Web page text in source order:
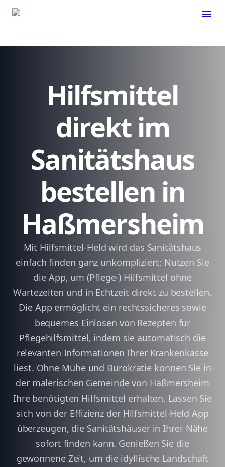
menu
Hilfsmittel
direkt im
Sanitätshaus
bestellen in
Haßmersheim
Mit Hilfsmittel-Held wird das Sanitätshaus
einfach finden ganz unkompliziert: Nutzen Sie
die App, um (Pflege-) Hilfsmittel ohne
Wartezeiten und in Echtzeit direkt zu bestellen.
Die App ermöglicht ein rechtssicheres sowie
bequemes Einlösen von Rezepten für
Pflegehilfsmittel, indem sie automatisch die
relevanten Informationen Ihrer Krankenkasse
liest. Ohne Mühe und Bürokratie können Sie in
der malerischen Gemeinde von Haßmersheim
Ihre benötigten Hilfsmittel erhalten. Lassen Sie
sich von der Effizienz der Hilfsmittel-Held App
überzeugen, die Sanitätshäuser in Ihrer Nähe
sofort finden kann. Genießen Sie die
gewonnene Zeit, um die idyllische Landschaft